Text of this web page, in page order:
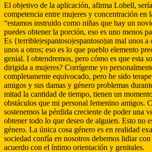
El objetivo de la aplicación, afirma Lobell,
competencia entre mujeres y concentración en
“estamos instruido como niñas que hay un
puedes obtener la porción, eso es uno menos
Es {terrible|espantoso|espantoso|un mal unos a
unos a otros; eso es lo que pueblo elemento
genial. I obtendremos, pero cómo es que esta
dirigida a mujeres? Corrígeme yo
completamente equivocado, pero he sido
amigos y sus damas y género problemas
mitad la cantidad de tiempo, tienen un
obstáculos que mi personal femenino amigos.
sostenemos la pérdida creciente de poder una
obtener todo lo que deseo de alguien. Esto no
género. La única cosa género es en realidad
sociedad confía en nosotros debemos lidiar
acuerdo con el íntimo orientación y genitales.